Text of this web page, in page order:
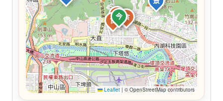
今食
食
食 食
食
Leaflet | © OpenStreetMap contributors